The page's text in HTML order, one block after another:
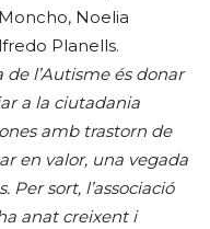
Noelia
Planells.
de l’Autisme és donar
a la ciutadania
amb trastorn de
en valor, una vegada
Per sort, l’associació
anat creixent i